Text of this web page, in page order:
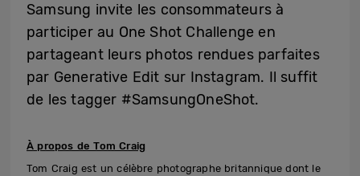
Samsung invite les consommateurs à
participer au One Shot Challenge en
partageant leurs photos rendues parfaites
par Generative Edit sur Instagram. Il suffit
de les tagger #SamsungOneShot.
À propos de Tom Craig
Tom Craig est un célèbre photographe britannique dont le